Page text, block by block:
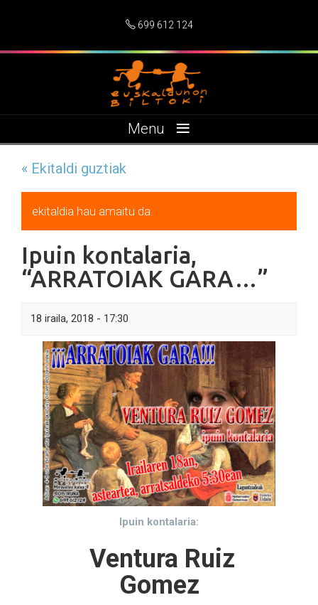
699 612 124
Menu ≡
« Ekitaldi guztiak
ekitaldia hau amaitu da.
Ipuin kontalaria,
“ARRATOIAK GARA…”
18 iraila, 2018 - 17:30
Ipuin kontalaria:
Ventura Ruiz
Gomez